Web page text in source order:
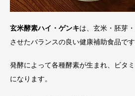
玄米酵素ハイ・ゲンキは、玄米・胚芽
させたバランスの良い健康補助食品で
発酵によって各種酵素が生まれ、ビタ
になります。